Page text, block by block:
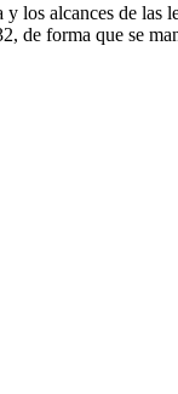
los alcances de las
de forma que se